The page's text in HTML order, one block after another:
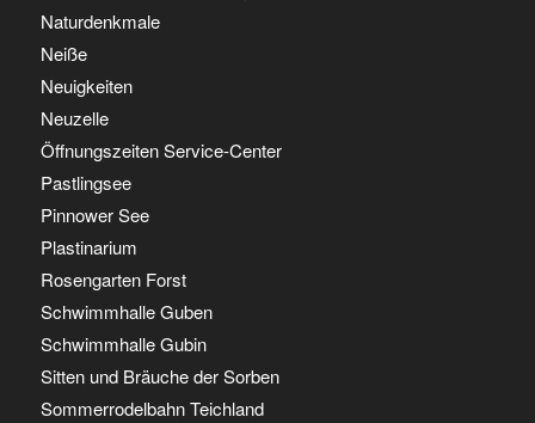
Naturdenkmale
Neiße
Neuigkeiten
Neuzelle
Öffnungszeiten Service-Center
Pastlingsee
Pinnower See
Plastinarium
Rosengarten Forst
Schwimmhalle Guben
Schwimmhalle Gubin
Sitten und Bräuche der Sorben
Sommerrodelbahn Teichland